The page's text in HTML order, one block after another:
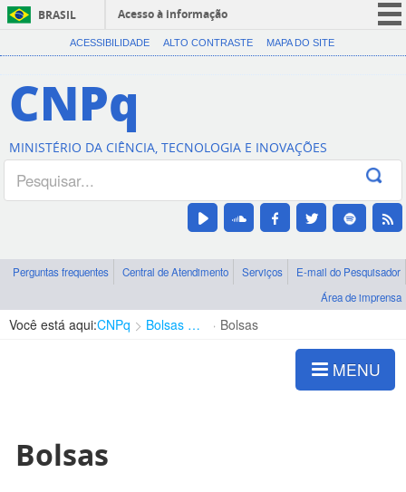
BRASIL
Acesso à informação
CORONAVÍRUS (COVID-19)
Canais
ACESSIBILIDADE ALTO CONTRASTE MAPA DO SITE
CNPq
MINISTÉRIO DA CIÊNCIA, TECNOLOGIA E INOVAÇÕES
Perguntas frequentes Central de Atendimento Serviços
E-mail do Pesquisador
Área de imprensa
Você está aqui:CNPq Bolsas e Auxílios Vigentes Bolsas
MENU
Bolsas